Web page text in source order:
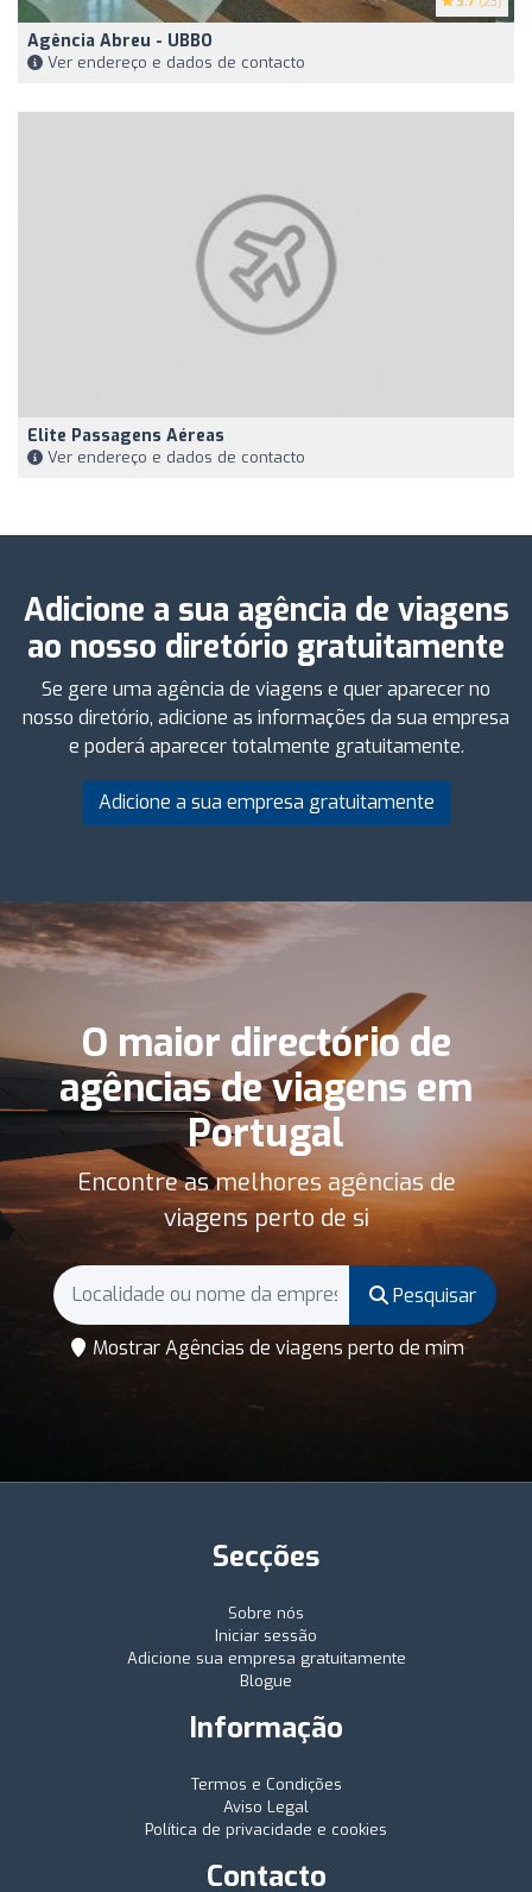
Agência Abreu - UBBO
Ver endereço e dados de contacto
Elite Passagens Aéreas
Ver endereço e dados de contacto
Adicione a sua agência de viagens
ao nosso diretório gratuitamente
Se gere uma agência de viagens e quer aparecer no
nosso diretório, adicione as informações da sua empresa
e poderá aparecer totalmente gratuitamente.
Adicione a sua empresa gratuitamente
O maior directório de
agências de viagens em
Portugal
Encontre as melhores agências de
viagens perto de si
Pesquisar
Mostrar Agências de viagens perto de mim
Secções
Sobre nós
Iniciar sessão
Adicione sua empresa gratuitamente
Blogue
Informação
Termos e Condições
Aviso Legal
Política de privacidade e cookies
Contacto